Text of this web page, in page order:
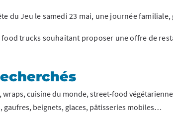
du Jeu le samedi 23 mai, une journée
food trucks souhaitant proposer une offre de
wraps, cuisine du monde, street-food
gaufres, beignets, glaces, pâtisseries mobiles…